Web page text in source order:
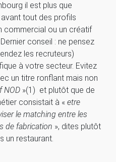
il est plus que
tout des profils
commercial ou un créatif
conseil : ne pensez
les recruteurs)
à votre secteur. Evitez
un titre ronflant mais non
NOD »(1) et plutôt que de
consistait à « etre
le matching entre les
de fabrication », dites plutôt
un restaurant.